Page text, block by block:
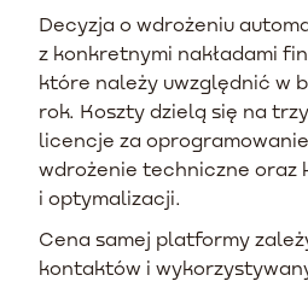
Decyzja o wdrożeniu
z konkretnymi nakładami
które należy uwzględnić w
rok. Koszty dzielą się na
licencje za
wdrożenie techniczne oraz
i optymalizacji.
Cena samej platformy
kontaktów i